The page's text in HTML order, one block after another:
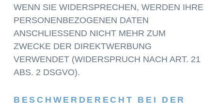
WENN SIE WIDERSPRECHEN, WERDEN IHRE
PERSONENBEZOGENEN DATEN
ANSCHLIESSEND NICHT MEHR ZUM
ZWECKE DER DIREKTWERBUNG
VERWENDET (WIDERSPRUCH NACH ART. 21
ABS. 2 DSGVO).
BESCHWERDE­RECHT BEI DER